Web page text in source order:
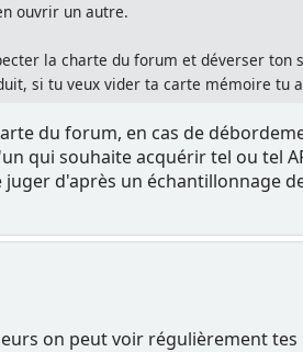
ouvrir un autre.
la charte du forum et déverser
si tu veux vider ta carte mémoire tu
du forum, en cas de
qui souhaite acquérir tel ou tel
d'après un échantillonnage
on peut voir régulièrement